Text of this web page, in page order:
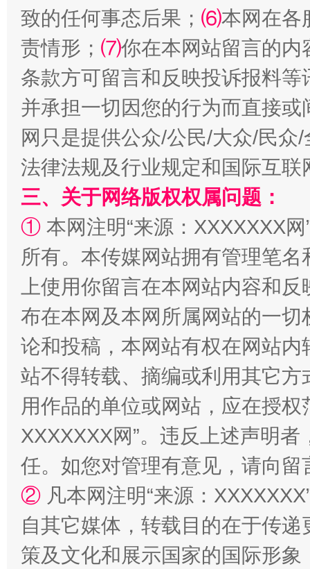
全民健身五年计划来了！等你上场
阿坝州三大球赛在茂县开幕 规模
国家大学科技园优化重塑工作
致的任何事态后果； ⑹本网在各
责情形； ⑺你在本网站留言的内
条款方可留言和反映投诉报料
并承担一切因您的行为而直接
网只是提供公众/公民/大众/民
法律法规及行业规定和国际互
三、关于网络版权权属问题：
① 本网注明“来源：XXXXXXX
所有。本传媒网站拥有管理笔
上使用你留言在本网站内容和
布在本网及本网所属网站的一
论和投稿，本网站有权在网站
站不得转载、摘编或利用其它
用作品的单位或网站，应在授
XXXXXXX网”。违反上述声明
任。如您对管理有意见，请向
② 凡本网注明“来源：
自其它媒体，转载目的在于传
策及文化和展示国家的国际形